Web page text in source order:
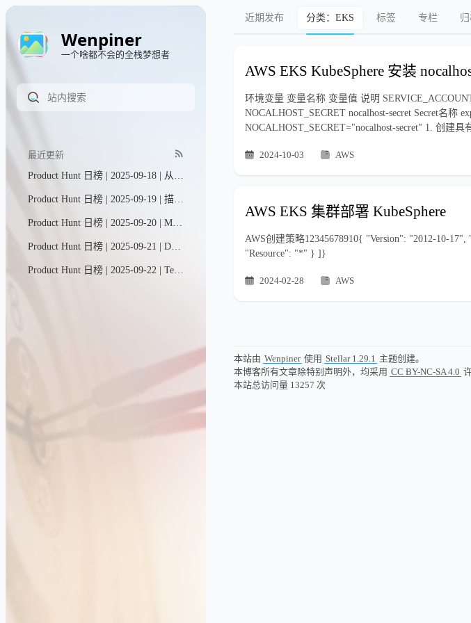
Wenpiner
一个啥都不会的全栈梦想者
最近更新
Product Hunt 日榜 | 2025-09-18 | 从网站实时抓取真实数据并导入Univers（我们的电子表格引擎，在GitHub上已获得27.5k星标！）。在这里，您可以提问、通过交互式表格和图表进行可视化分析，还能进行数据切片、多维筛选及导出——所有操作一站式完成。
Product Hunt 日榜 | 2025-09-19 | 描述您的活动，即刻获得精美的报名页面、邀请函等更多内容。通过直观的编辑工具调整细节，AI将为您完成繁重工作。特别适合渴望举办专业活动却不愿在各种工具间来回切换的个人与团队。
Product Hunt 日榜 | 2025-09-20 | MagicLight助您轻松将任意脚本转化为电影级故事视频——仅需几分钟。无论是制作YouTube内容、儿童故事、广告还是品牌宣传片，MagicLight作为智能故事视频助手，让叙事创作变得毫不费力。
Product Hunt 日榜 | 2025-09-21 | Dart现已将AI聊天与智能代理融合，打造出独具一格的项目管理工具。只需与AI对话，即可轻松完成项目 brainstorming、规划与进度追踪。您还能部署专业化甚至定制化的智能代理，让它们高效执行任何已规划的工作任务。
Product Hunt 日榜 | 2025-09-22 | Teable让您的数据即刻转化为行动。无论是客户信息、发票记录，还是批量营销图文生成，所有数据处理工作都变得前所未有的简单高效。
近期发布 分类：EKS 标签 专栏
AWS EKS KubeSphere 安装
环境变量 变量名称 变量值 说明
NOCALHOST_SECRET nocalhost-secret Secret名称
NOCALHOST_SECRET="nocalhost-secret" 1. 创建具
2024-10-03 AWS
AWS EKS 集群部署 KubeSphere
AWS创建策略12345678910{ "Version": "2012-10-
"Resource": "*" } ]}
2024-02-28 AWS
本站由 Wenpiner 使用 Stellar 1.29.1 主题创建。
本博客所有文章除特别声明外，均采用 CC BY-NC-SA 4.0
本站总访问量 13257 次